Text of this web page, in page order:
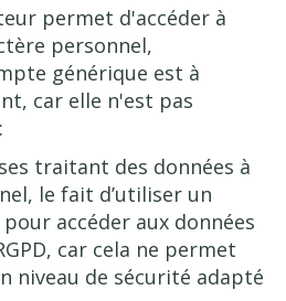
permet d'accéder à
personnel,
générique est à
car elle n'est pas
traitant des données à
le fait d’utiliser un
accéder aux données
car cela ne permet
niveau de sécurité adapté